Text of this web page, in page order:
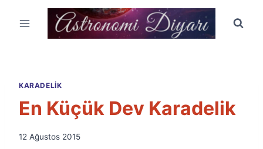
KARADELIK
En Küçük Dev Karadelik
By
12 Ağustos 2015